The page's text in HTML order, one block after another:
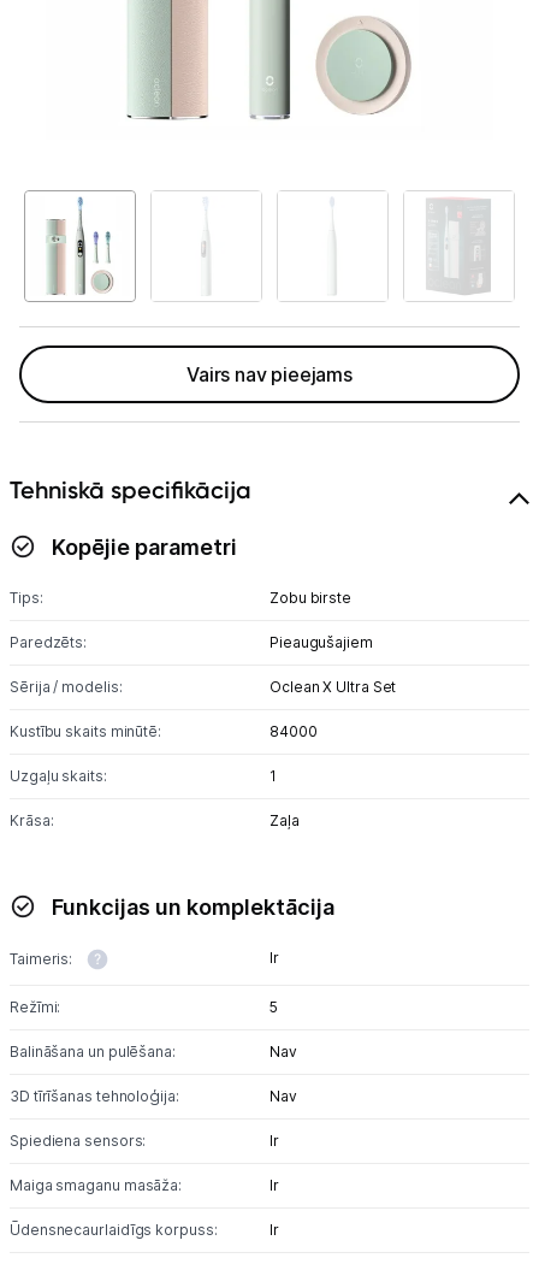
Viedierīces
Sadzīves tehnika
Matu kopšana
Ķermeņa kopšana
Veselība
Elektriskās zobu birstes
Svari
Alkometri
Blogs
Tehnikas izvešana
Vairs nav pieejams
Tehniskā specifikācija
Kopējie parametri
Tips: Zobu birste
Paredzēts: Pieaugušajiem
Sērija / modelis: Oclean X Ultra Set
Kustību skaits minūtē: 84000
Uzgaļu skaits: 1
Krāsa: Zaļa
Funkcijas un komplektācija
Taimeris: Ir
Režīmi: 5
Balināšana un pulēšana: Nav
3D tīrīšanas tehnoloģija: Nav
Spiediena sensors: Ir
Maiga smaganu masāža: Ir
Ūdensnecaurlaidīgs korpuss: Ir